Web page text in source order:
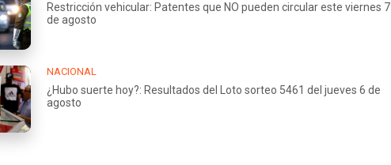
Restricción vehicular: Patentes que NO pueden circular este viernes 7
de agosto
NACIONAL
¿Hubo suerte hoy?: Resultados del Loto sorteo 5461 del jueves 6 de
agosto